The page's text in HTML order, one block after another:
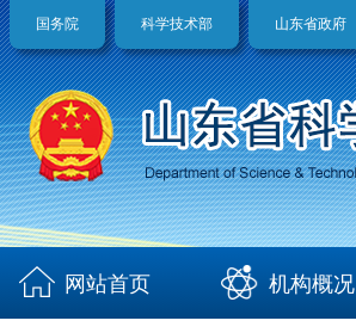
国务院 科学技术部 山东省政府
网站首页 机构概况